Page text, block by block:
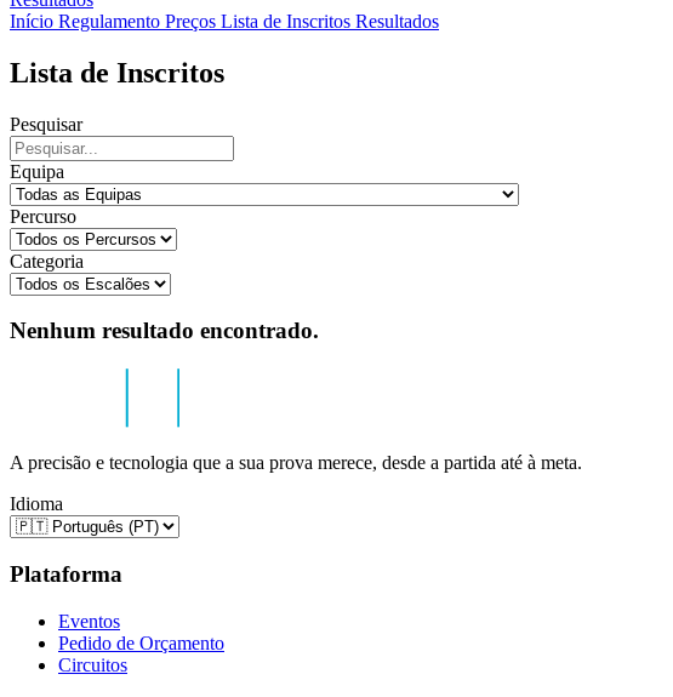
Início Regulamento Preços Lista de Inscritos Resultados
Lista de Inscritos
Pesquisar
Equipa
Percurso
Categoria
Nenhum resultado encontrado.
A precisão e tecnologia que a sua prova merece, desde a partida até à meta.
Idioma
Plataforma
Eventos
Pedido de Orçamento
Circuitos